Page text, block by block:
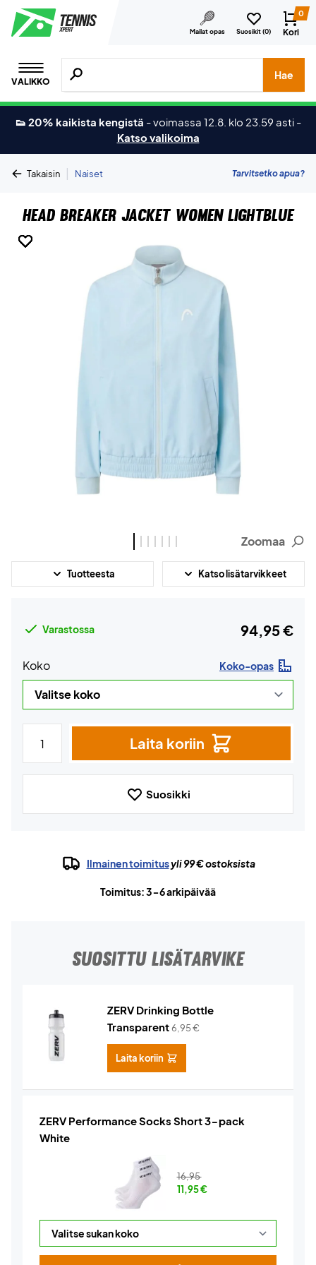
Mailat opas Suosikit (0)
0
Kori
VALIKKO
Hae tuotteita, merkkejä jne.
Hae
👟 20% kaikista kengistä -voimassa 12.8. klo 23.59 asti -
Katso valikoima
Takaisin | Naiset Tarvitsetko apua?
Head Breaker Jacket Women Lightblue
Zoomaa
Tuotteesta Katso lisätarvikkeet
Varastossa 94,95 €
Koko Koko-opas
Laita koriin
Suosikki
Ilmainen toimitusyli 99 € ostoksista
Toimitus: 3-6 arkipäivää
SUOSITTU LISÄTARVIKE
ZERV Drinking Bottle
Transparent6,95€
Laita koriin
ZERV Performance Socks Short 3-pack
White
16,95
11,95€